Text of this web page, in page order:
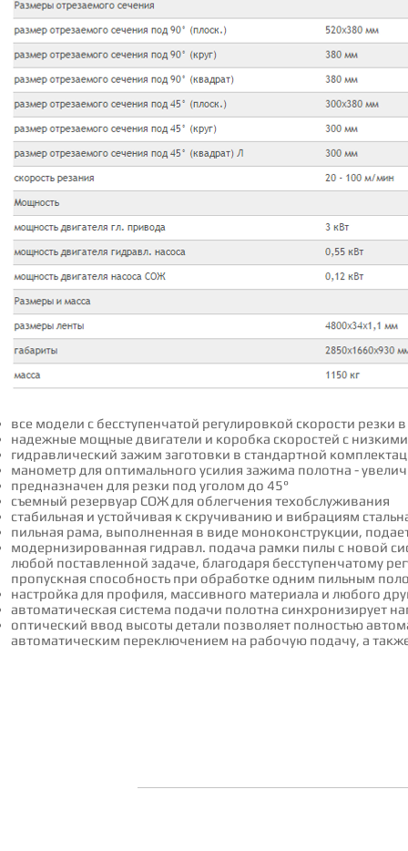
все модели с бесступенчатой регулировкой скорости
надежные мощные двигатели и коробка скоростей с
гидравлический зажим заготовки в стандартной
манометр для оптимального усилия зажима полотна -
предназначен для резки под уголом до 45°
съемный резервуар СОЖ для облегчения техобслуживания
стабильная и устойчивая к скручиванию и вибрациям
пильная рама, выполненная в виде моноконструкции,
модернизированная гидравл. подача рамки пилы с новой
любой поставленной задаче, благодаря бесступенчатому
пропускная способность при обработке одним пильным
настройка для профиля, массивного материала и любого
автоматическая система подачи полотна синхронизирует
оптический ввод высоты детали позволяет полностью
автоматическим переключением на рабочую подачу, а